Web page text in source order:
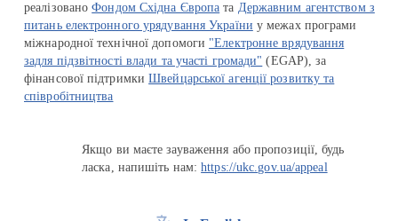
реалізованоФондом Східна Європа та Державним агентством з
питань електронного урядування України у межах програми
міжнародної технічної допомоги "Електронне врядування
задля підзвітності влади та участі громади" (EGAP), за
фінансової підтримкиШвейцарської агенції розвитку та
співробітництва
Якщо ви маєте зауваження або пропозиції, будь
ласка, напишіть нам:https://ukc.gov.ua/appeal